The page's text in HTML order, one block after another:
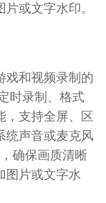
或文字水印。
和视频录制的
时录制、格式
，支持全屏、区
统声音或麦克风
确保画质清晰
图片或文字水